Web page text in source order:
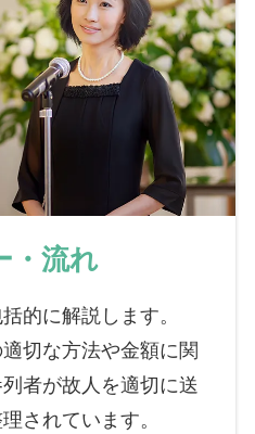
・流れ
的に解説します。
切な方法や金額に関
者が故人を適切に送
されています。